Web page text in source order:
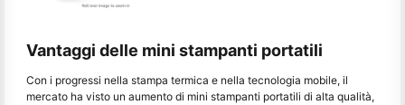
Vantaggi delle mini stampanti portatili
Con i progressi nella stampa termica e nella tecnologia mobile, il
mercato ha visto un aumento di mini stampanti portatili di alta qualità,